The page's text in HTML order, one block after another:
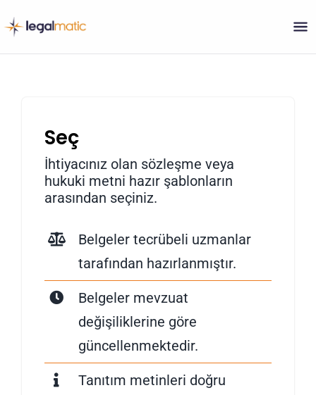
Seç
İhtiyacınız olan sözleşme veya
hukuki metni hazır şablonların
arasından seçiniz.
Belgeler tecrübeli uzmanlar
tarafından hazırlanmıştır.
Belgeler mevzuat
değişiliklerine göre
güncellenmektedir.
Tanıtım metinleri doğru